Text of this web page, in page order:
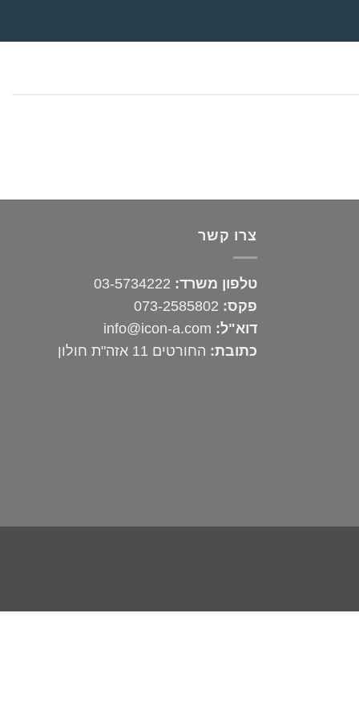
צרו קשר
טלפון משרד: 03-5734222
פקס: 073-2585802
דוא"ל: info@icon-a.com
כתובת: החורטים 11 אזה"ת חולון